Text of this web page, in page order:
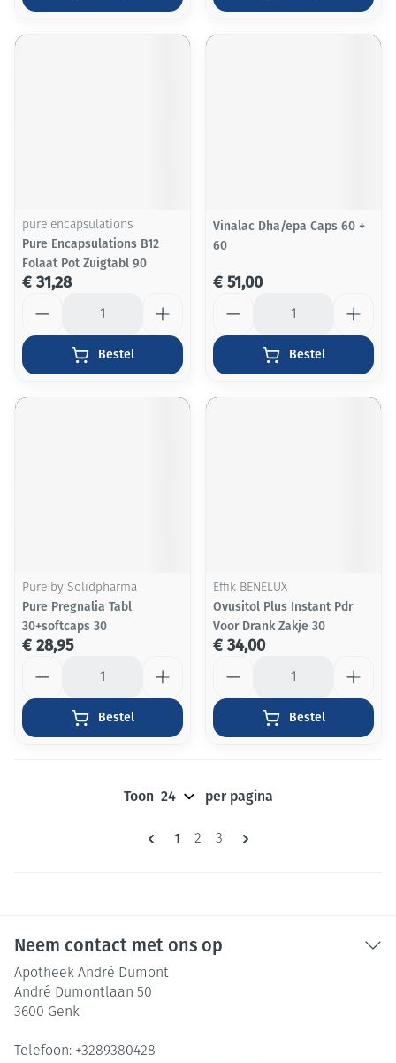
pure encapsulations
Pure Encapsulations B12
Folaat Pot Zuigtabl 90
€ 31,28
Bestel
Vinalac Dha/epa Caps 60 +
60
€ 51,00
Bestel
Pure by Solidpharma
Pure Pregnalia Tabl
30+softcaps 30
€ 28,95
Bestel
Effik BENELUX
Ovusitol Plus Instant Pdr
Voor Drank Zakje 30
€ 34,00
Bestel
Pagina's
U lees momenteel pagina
1 Pagina
2 Pagina
3
Toon per pagina
Neem contact met ons op
Apotheek André Dumont
André Dumontlaan 50
3600 Genk
Telefoon: +3289380428